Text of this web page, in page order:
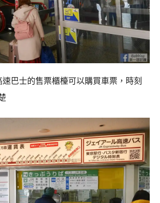
巴士的售票櫃檯可以購買車票，時刻